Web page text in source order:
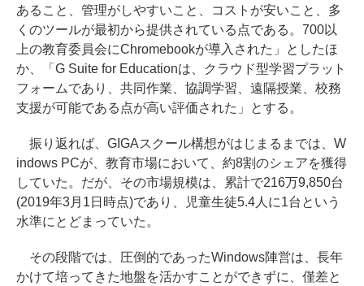
あること、管理がしやすいこと、コストが安いこと、多
くのツールが最初から提供されている点である。700以
上の教育委員会にChromebookが導入された」としたほ
か、「G Suite for Educationは、クラウド型学習プラット
フォームであり、共同作業、協調学習、遠隔授業、校務
支援が可能である点が高い評価された」とする。
振り返れば、GIGAスクール構想がはじまるまでは、W
indows PCが、教育市場において、約8割のシェアを獲得
していた。だが、その市場規模は、累計で216万9,850台
(2019年3月1日時点)であり、児童生徒5.4人に1台という
水準にとどまっていた。
その段階では、圧倒的であったWindows陣営は、長年
かけて培ってきた地盤を活かすことができずに、僅差と